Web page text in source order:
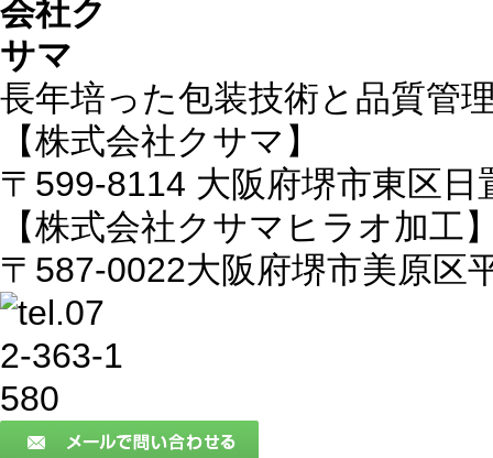
長年培った包装技術と品質管
【株式会社クサマ】
〒599-8114 大阪府堺市東区日
【株式会社クサマヒラオ加工
〒587-0022大阪府堺市美原区